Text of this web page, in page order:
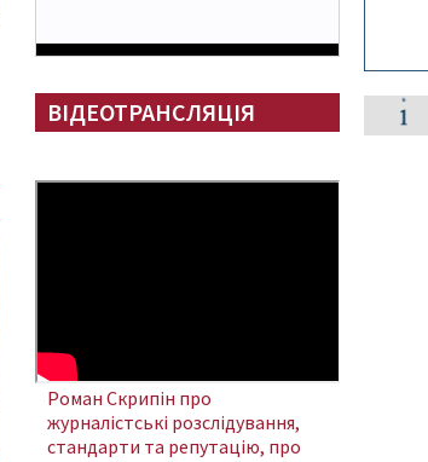
ВІДЕОТРАНСЛЯЦІЯ
Роман Скрипін про
журналістські розслідування,
стандарти та репутацію, про